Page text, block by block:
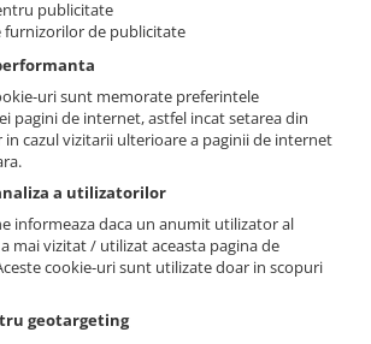
publicitate
furnizorilor de publicitate
uri sunt memorate preferintele
pagini de internet, astfel incat setarea din
cazul vizitarii ulterioare a paginii de internet
a utilizatorilor
informeaza daca un anumit utilizator al
mai vizitat / utilizat aceasta pagina de
cookie-uri sunt utilizate doar in scopuri
geotargeting